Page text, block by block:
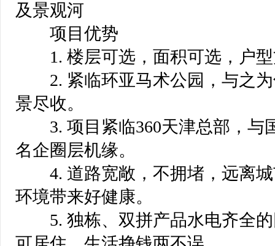
及景观河
项目优势
1. 楼层可选，面积可选，户型
2. 紧临环亚马术公园，与之为
景尽收。
3. 项目紧临360天津总部，与
名企圈层机缘。
4. 道路宽敞，不拥堵，远离城
环境带来好健康。
5. 独栋、双拼产品水电齐全的